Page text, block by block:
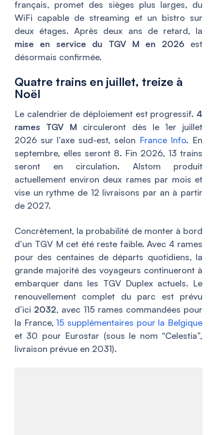
français, promet des sièges plus larges, du
WiFi capable de streaming et un bistro sur
deux étages. Après deux ans de retard, la
mise en service du TGV M en 2026 est
désormais confirmée.
Quatre trains en juillet, treize à
Noël
Le calendrier de déploiement est progressif. 4
rames TGV M circuleront dès le 1er juillet
2026 sur l’axe sud-est, selon France Info. En
septembre, elles seront 8. Fin 2026, 13 trains
seront en circulation. Alstom produit
actuellement environ deux rames par mois et
vise un rythme de 12 livraisons par an à partir
de 2027.
Concrètement, la probabilité de monter à bord
d’un TGV M cet été reste faible. Avec 4 rames
pour des centaines de départs quotidiens, la
grande majorité des voyageurs continueront à
embarquer dans les TGV Duplex actuels. Le
renouvellement complet du parc est prévu
d’ici 2032, avec 115 rames commandées pour
la France,15 supplémentaires pour la Belgique
et 30 pour Eurostar (sous le nom “Celestia”,
livraison prévue en 2031).